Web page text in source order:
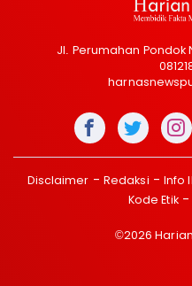
Jl. Perumahan Pondok
Disclaimer Redaksi Info
Kode Etik
©2026